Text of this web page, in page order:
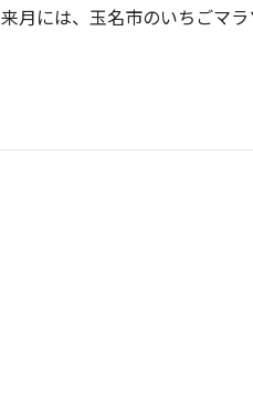
来月には、玉名市のいちごマ